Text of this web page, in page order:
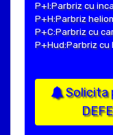
P+I:Parbriz cu
P+H:Parbriz
P+C:Parbriz cu
P+Hud:Parbriz cu
Solicita